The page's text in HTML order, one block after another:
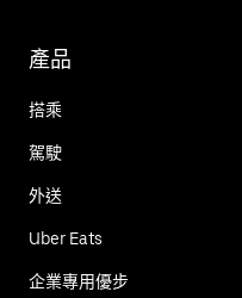
產品
搭乘
駕駛
外送
Uber Eats
企業專用優步